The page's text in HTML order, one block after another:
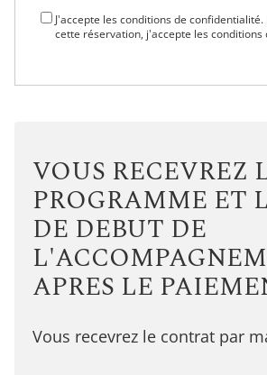
J'accepte les conditions de
cette réservation, j'accepte les conditions
VOUS RECEVREZ
PROGRAMME ET
DE DEBUT DE
APRES LE
Vous recevrez le contrat par